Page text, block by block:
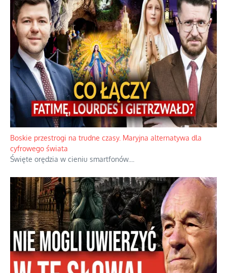
Boskie przestrogi na trudne czasy. Maryjna alternatywa dla
cyfrowego świata
Święte orędzia w cieniu smartfonów.